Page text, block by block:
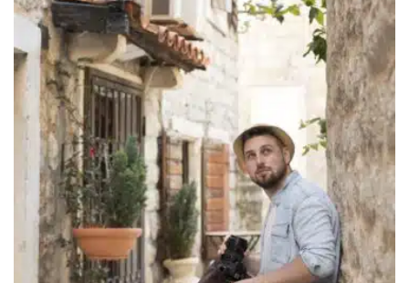
à
809.00€